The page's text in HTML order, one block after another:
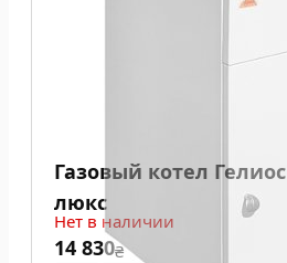
Газовый котел
люкс
Нет в наличии
14 830₴